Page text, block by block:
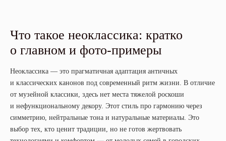
Что такое неоклассика: кратко
о главном и фото-примеры
Неоклассика — это прагматичная адаптация античных
и классических канонов под современный ритм жизни. В отличие
от музейной классики, здесь нет места тяжелой роскоши
и нефункциональному декору. Этот стиль про гармонию через
симметрию, нейтральные тона и натуральные материалы. Это
выбор тех, кто ценит традиции, но не готов жертвовать